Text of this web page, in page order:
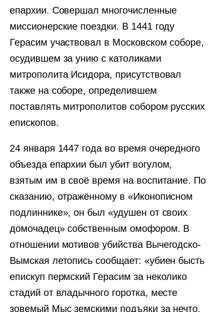
епархии. Совершал многочисленные
миссионерские поездки. В 1441 году
Герасим участвовал в Московском соборе,
осудившем за унию с католиками
митрополита Исидора, присутствовал
также на соборе, определившем
поставлять митрополитов собором русских
епископов.
24 января 1447 года во время очередного
объезда епархии был убит вогулом,
взятым им в своё время на воспитание. По
сказанию, отражённому в «Иконописном
подлиннике», он был «удушен от своих
домочадец» собственным омофором. В
отношении мотивов убийства Вычегодско-
Вымская летопись сообщает: «убиен бысть
епискуп пермский Герасим за неколико
стадий от владычного горотка, месте
зовемый Мыс земскими подъяки за нечто,